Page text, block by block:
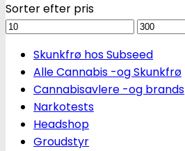
Sorter efter pris
Mindstepris
Maks.
Skunkfrø hos Subseed
Alle Cannabis -og Skunkfrø
Cannabisavlere -og brands
Narkotests
Headshop
Groudstyr